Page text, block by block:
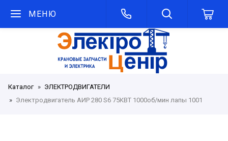
МЕНЮ
Каталог
ЭЛЕКТРОДВИГАТЕЛИ
Электродвигатель АИР 280 S6 75КВТ 1000об/мин лапы 1001